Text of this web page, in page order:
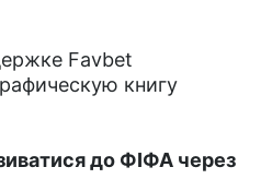
Favbet
книгу
до ФІФА через